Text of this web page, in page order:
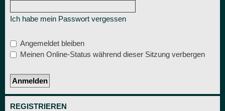
Ich habe mein Passwort vergessen
Angemeldet bleiben
Meinen Online-Status während dieser Sitzung verbergen
REGISTRIEREN